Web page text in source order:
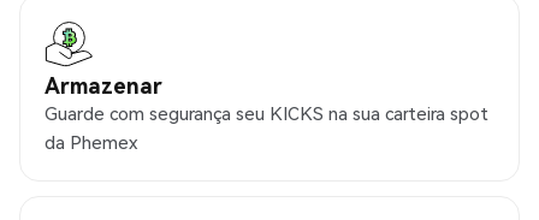
Armazenar
Guarde com segurança seu KICKS na sua carteira spot
da Phemex